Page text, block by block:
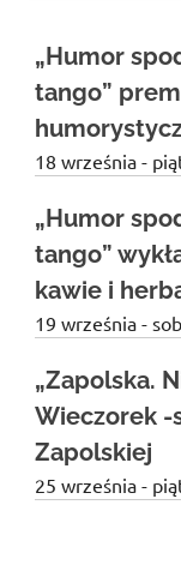
„Humor
tango”
18 września -
„Humor
tango”
kawie i
19 września -
„Zapolska.
Wieczorek -
Zapolskiej
25 września -